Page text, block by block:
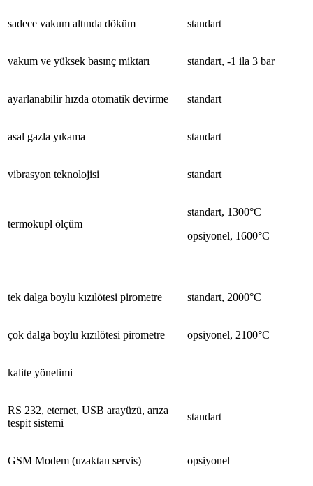
sadece vakum altında döküm standart
vakum ve yüksek basınç miktarı standart, -1 ila 3 bar
ayarlanabilirhızda otomatik devirme standart
asal gazla yıkama standart
vibrasyon teknolojisi standart
termokupl ölçüm
standart, 1300°C
opsiyonel, 1600°C
tek dalga boylu kızılötesi pirometre standart, 2000°C
çok dalga boylu kızılötesi pirometre opsiyonel, 2100°C
kalite yönetimi
RS 232, eternet, USB arayüzü, arıza
tespit sistemi
standart
GSM Modem (uzaktan servis) opsiyonel